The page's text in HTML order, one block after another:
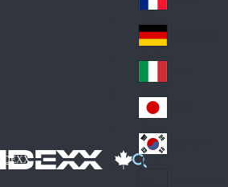
IDEXX
d
Fra
nc
e
Ge
an
y
Ital
y
Jap
an
Ko